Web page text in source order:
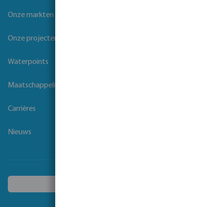
Onze markten
Onze projecten
Waterpoints
Maatschappelijk verantwoord ondernemen
Carrières
Nieuws